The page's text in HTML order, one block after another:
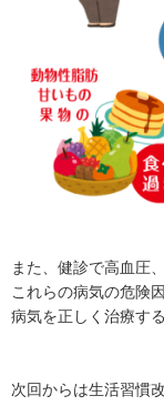
また、健診で高血圧
これらの病気の危険
病気を正しく治療す
次回からは生活習慣